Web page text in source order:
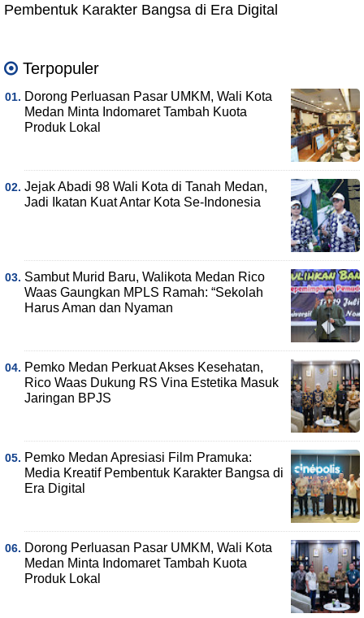
Pembentuk Karakter Bangsa di Era Digital
Terpopuler
Dorong Perluasan Pasar UMKM, Wali Kota
Medan Minta Indomaret Tambah Kuota
Produk Lokal
Jejak Abadi 98 Wali Kota di Tanah Medan,
Jadi Ikatan Kuat Antar Kota Se-Indonesia
Sambut Murid Baru, Walikota Medan Rico
Waas Gaungkan MPLS Ramah: “Sekolah
Harus Aman dan Nyaman
Pemko Medan Perkuat Akses Kesehatan,
Rico Waas Dukung RS Vina Estetika Masuk
Jaringan BPJS
Pemko Medan Apresiasi Film Pramuka:
Media Kreatif Pembentuk Karakter Bangsa di
Era Digital
Dorong Perluasan Pasar UMKM, Wali Kota
Medan Minta Indomaret Tambah Kuota
Produk Lokal